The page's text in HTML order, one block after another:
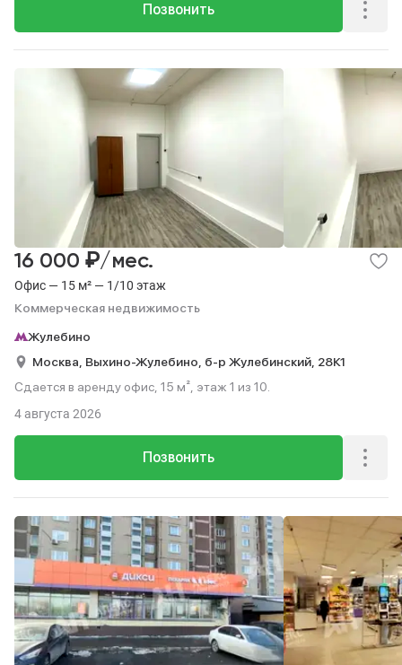
Позвонить
Офис — 15 м² — 1/10 этаж
Коммерческая недвижимость
16 000 ₽/мес.
Жулебино
Москва, Выхино-Жулебино, б-р Жулебинский, 28К1
Сдается в аренду офис, 15 м², этаж 1 из 10.
Позвонить
4 августа 2026